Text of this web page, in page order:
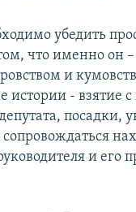
убедить
что именно он –
и
истории - взятие
посадки,
сопровождаться
и его